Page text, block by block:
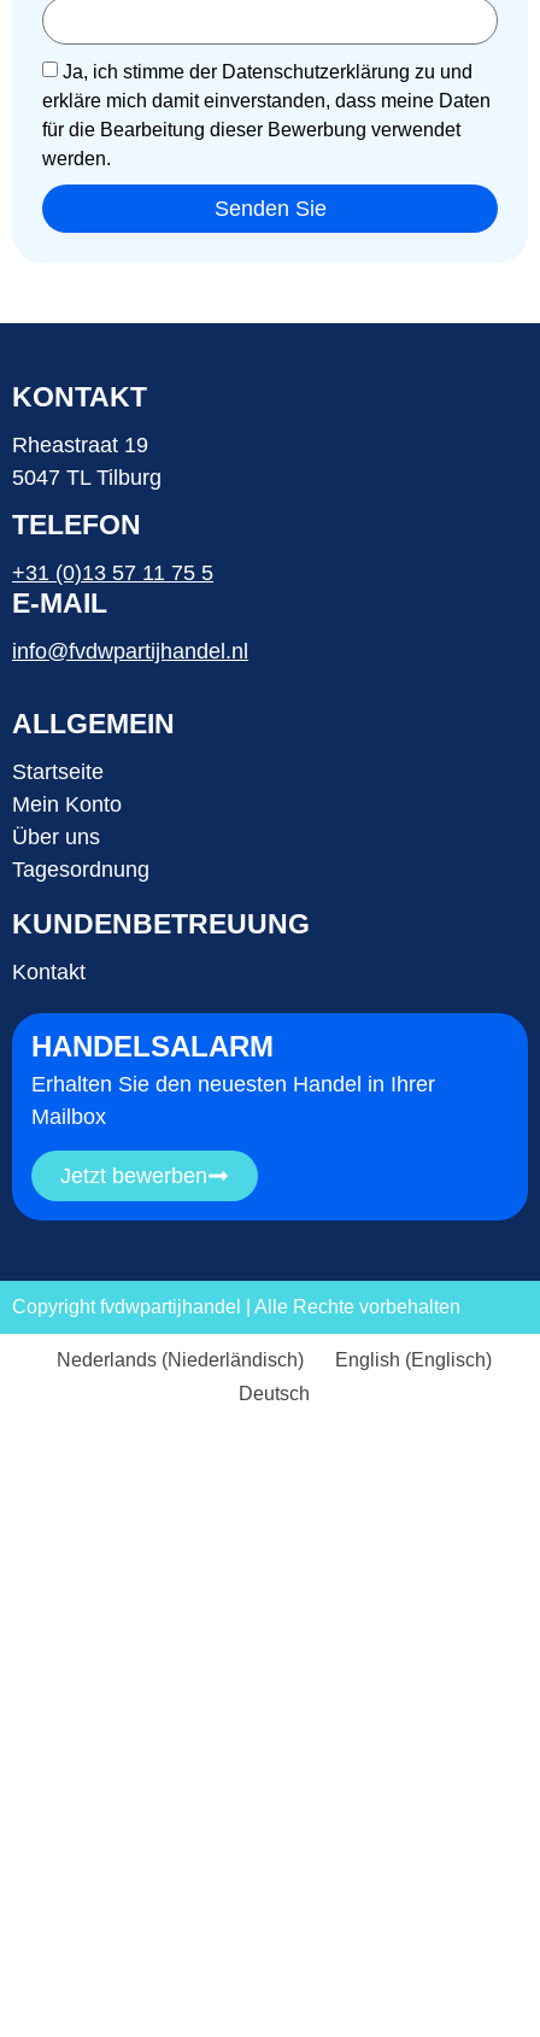
Ja, ich stimme der Datenschutzerklärung zu und
erkläre mich damit einverstanden, dass meine Daten
für die Bearbeitung dieser Bewerbung verwendet
werden.
Senden Sie
KONTAKT
Rheastraat 19
5047 TL Tilburg
TELEFON
+31 (0)13 57 11 75 5
E-MAIL
info@fvdwpartijhandel.nl
ALLGEMEIN
Startseite
Mein Konto
Über uns
Tagesordnung
KUNDENBETREUUNG
Kontakt
HANDELSALARM
Erhalten Sie den neuesten Handel in Ihrer
Mailbox
Jetzt bewerben
Copyright fvdwpartijhandel | Alle Rechte vorbehalten
Nederlands(Niederländisch) English (Englisch)
Deutsch